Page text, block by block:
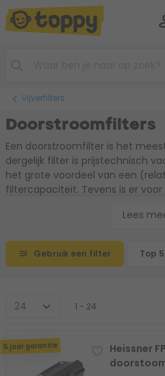
Vijverfilters
Doorstroomfilters
Een doorstroomfilter is het
dergelijk filter is prijstechnisch
het grote voordeel van een
filtercapaciteit. Tevens is er
opzichte van een drukfilter
waterniveau geïnstalleerd te
meer ruimte in beslag.
Lees
Gebruik een filter Top 5
1 - 24
5 jaar garantie
Heissner